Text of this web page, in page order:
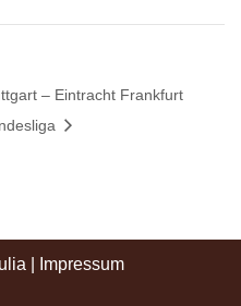
– Eintracht Frankfurt
Impressum